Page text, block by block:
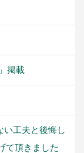
掲載
い工夫と後悔し
て頂きました